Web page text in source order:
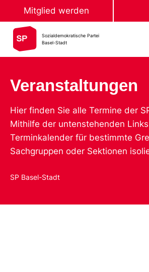
Mitglied werden
Sozialdemokratische Partei
Basel-Stadt
Veranstaltungen
Hier finden Sie alle Termine der
Mithilfe der untenstehenden
Terminkalender für bestimmte
Sachgruppen oder Sektionen
SP Basel-Stadt